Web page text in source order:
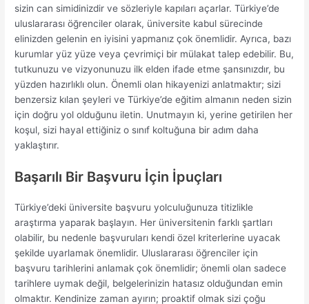
sizin can simidinizdir ve sözleriyle kapıları açarlar. Türkiye’de
uluslararası öğrenciler olarak, üniversite kabul sürecinde
elinizden gelenin en iyisini yapmanız çok önemlidir. Ayrıca, bazı
kurumlar yüz yüze veya çevrimiçi bir mülakat talep edebilir. Bu,
tutkunuzu ve vizyonunuzu ilk elden ifade etme şansınızdır, bu
yüzden hazırlıklı olun. Önemli olan hikayenizi anlatmaktır; sizi
benzersiz kılan şeyleri ve Türkiye’de eğitim almanın neden sizin
için doğru yol olduğunu iletin. Unutmayın ki, yerine getirilen her
koşul, sizi hayal ettiğiniz o sınıf koltuğuna bir adım daha
yaklaştırır.
Başarılı Bir Başvuru İçin İpuçları
Türkiye’deki üniversite başvuru yolculuğunuza titizlikle
araştırma yaparak başlayın. Her üniversitenin farklı şartları
olabilir, bu nedenle başvuruları kendi özel kriterlerine uyacak
şekilde uyarlamak önemlidir. Uluslararası öğrenciler için
başvuru tarihlerini anlamak çok önemlidir; önemli olan sadece
tarihlere uymak değil, belgelerinizin hatasız olduğundan emin
olmaktır. Kendinize zaman ayırın; proaktif olmak sizi çoğu